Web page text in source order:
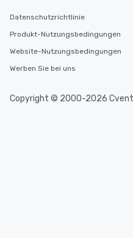
Datenschutzrichtlinie
Produkt-Nutzungsbedingungen
Website-Nutzungsbedingungen
Werben Sie bei uns
Copyright © 2000-2026